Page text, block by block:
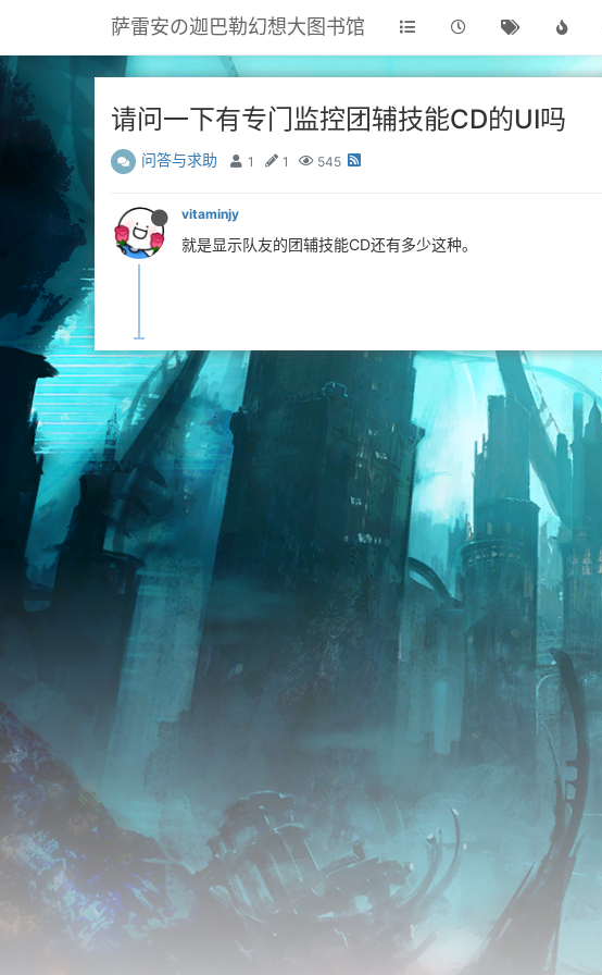
萨雷安の迦巴勒幻想大图书馆
请问一下有专门监控团辅技能CD的UI吗
问答与求助 1 1 545
vitaminjy
就是显示队友的团辅技能CD还有多少这种。